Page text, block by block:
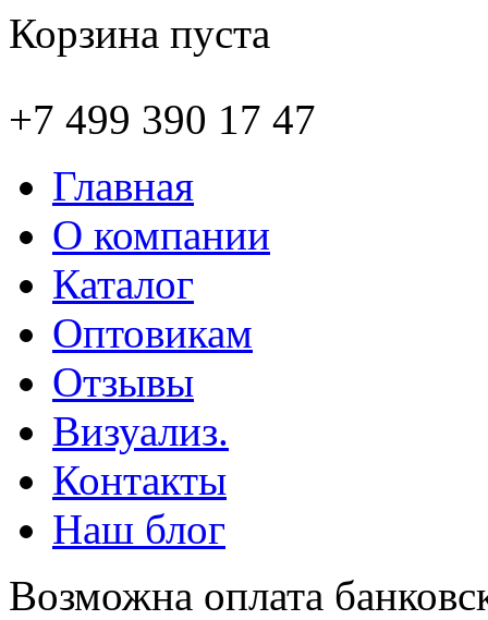
Корзина пуста
+7 499 390 17 47
Главная
О компании
Каталог
Оптовикам
Отзывы
Визуализ.
Контакты
Наш блог
Возможна оплата